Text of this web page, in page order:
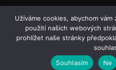
Facebook
Užíváme cookies, abychom
použití našich webových
prohlížet naše stránky
Souhlasím
Ne